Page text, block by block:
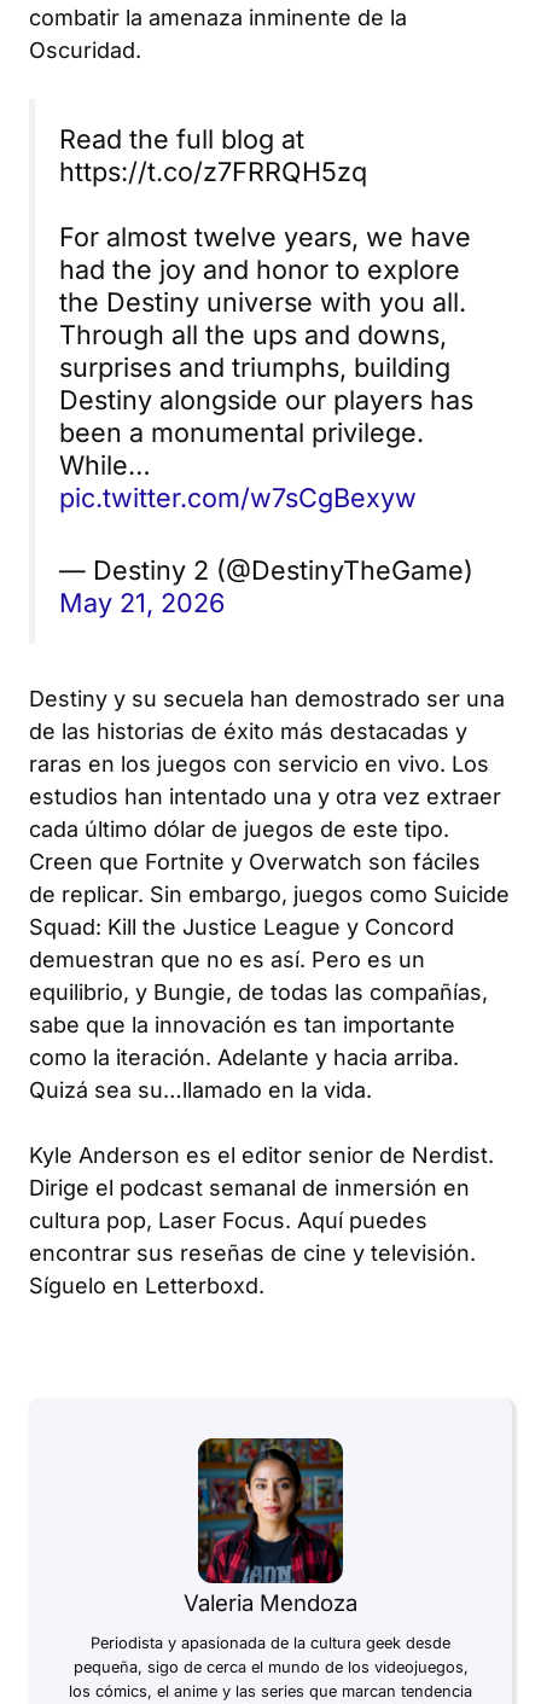
combatir la amenaza inminente de la
Oscuridad.
Read the full blog at
https://t.co/z7FRRQH5zq
For almost twelve years, we have
had the joy and honor to explore
the Destiny universe with you all.
Through all the ups and downs,
surprises and triumphs, building
Destiny alongside our players has
been a monumental privilege.
While…
pic.twitter.com/w7sCgBexyw
— Destiny 2 (@DestinyTheGame)
May 21, 2026
Destiny y su secuela han demostrado ser una
de las historias de éxito más destacadas y
raras en los juegos con servicio en vivo. Los
estudios han intentado una y otra vez extraer
cada último dólar de juegos de este tipo.
Creen que Fortnite y Overwatch son fáciles
de replicar. Sin embargo, juegos como Suicide
Squad: Kill the Justice League y Concord
demuestran que no es así. Pero es un
equilibrio, y Bungie, de todas las compañías,
sabe que la innovación es tan importante
como la iteración. Adelante y hacia arriba.
Quizá sea su…llamado en la vida.
Kyle Anderson es el editor senior de Nerdist.
Dirige el podcast semanal de inmersión en
cultura pop, Laser Focus. Aquí puedes
encontrar sus reseñas de cine y televisión.
Síguelo en Letterboxd.
Valeria Mendoza
Periodista y apasionada de la cultura geek desde
pequeña, sigo de cerca el mundo de los videojuegos,
los cómics, el anime y las series que marcan tendencia